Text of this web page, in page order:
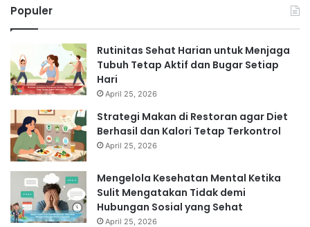
Populer
Rutinitas Sehat Harian untuk Menjaga
Tubuh Tetap Aktif dan Bugar Setiap
Hari
April 25, 2026
Strategi Makan di Restoran agar Diet
Berhasil dan Kalori Tetap Terkontrol
April 25, 2026
Mengelola Kesehatan Mental Ketika
Sulit Mengatakan Tidak demi
Hubungan Sosial yang Sehat
April 25, 2026